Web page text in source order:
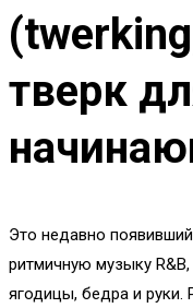
тверк
Это недавно
ритмичную музыку R&B,
ягодицы, бедра и руки.